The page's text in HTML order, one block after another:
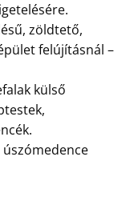
zöldtető,
felújításnál –
külső